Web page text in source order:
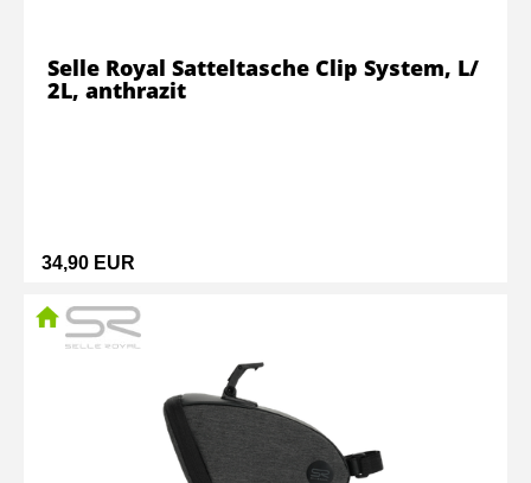
34,90 EUR
Selle Royal Satteltasche Clip System, L/
2L, anthrazit